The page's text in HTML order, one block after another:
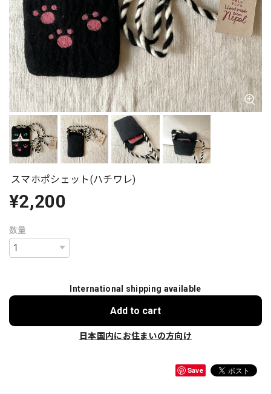
スマホポシェット(ハチワレ)
¥2,200
数量
International shipping available
Add to cart
日本国内にお住まいの方向け
Save